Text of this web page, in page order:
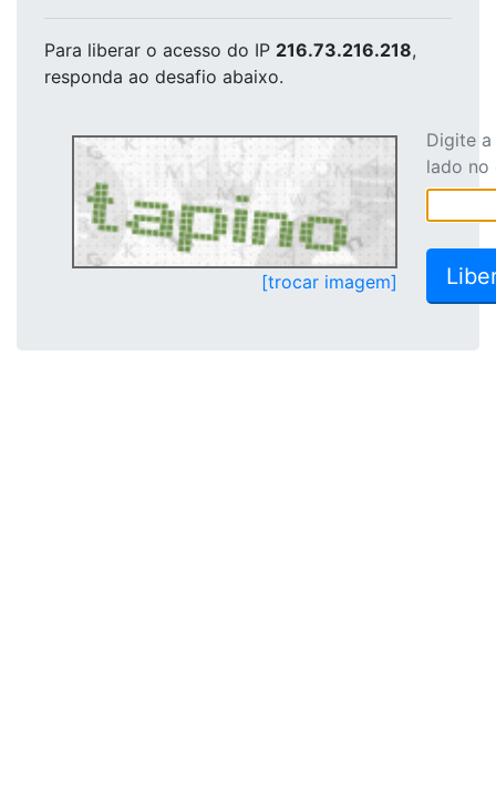
Para liberar o acesso do IP 216.73.216.218,
responda ao desafio abaixo.
[trocar imagem]
Digite
lado no